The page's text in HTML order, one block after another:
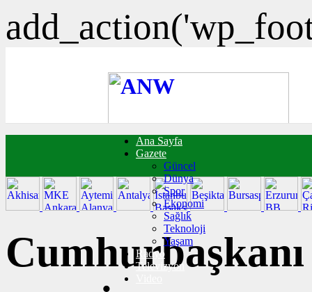
FOTO GALERİ
VIDEO GALERİ
TRAFİK DURUMU
NÖBETÇİ ECZANELER
CANLI SONUÇLAR
HABER GÖNDER
BURÇLAR
İLETİŞİM
Ana Sayfa
Gazete
Güncel
Dünya
Spor
Ekonomi
Sağlık
Teknoloji
Yaşam
Radyo
Televizyon